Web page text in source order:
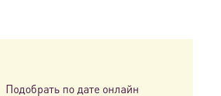
Подобрать по дате онлайн